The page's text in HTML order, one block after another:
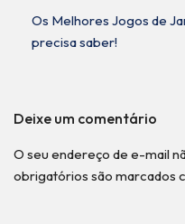
Os Melhores Jogos de
precisa saber!
Deixe um comentário
O seu endereço de e-mail
obrigatórios são marcados